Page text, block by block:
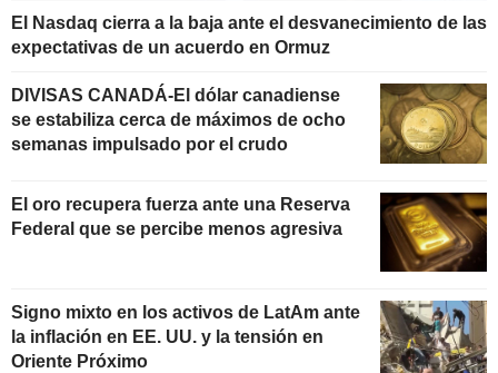
El Nasdaq cierra a la baja ante el desvanecimiento de las
expectativas de un acuerdo en Ormuz
DIVISAS CANADÁ-El dólar canadiense
se estabiliza cerca de máximos de ocho
semanas impulsado por el crudo
El oro recupera fuerza ante una Reserva
Federal que se percibe menos agresiva
Signo mixto en los activos de LatAm ante
la inflación en EE. UU. y la tensión en
Oriente Próximo